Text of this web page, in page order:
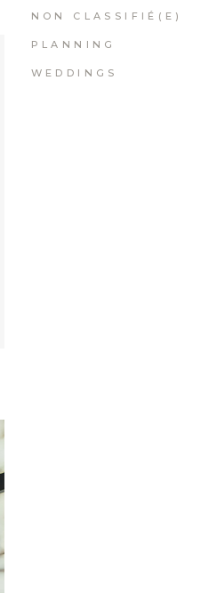
NON CLASSIFIÉ(E)
PLANNING
WEDDINGS